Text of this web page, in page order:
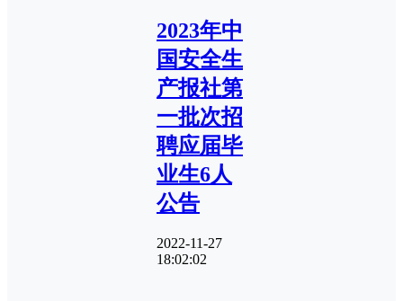
2023年中
国安全生
产报社第
一批次招
聘应届毕
业生6人
公告
2022-11-27
18:02:02